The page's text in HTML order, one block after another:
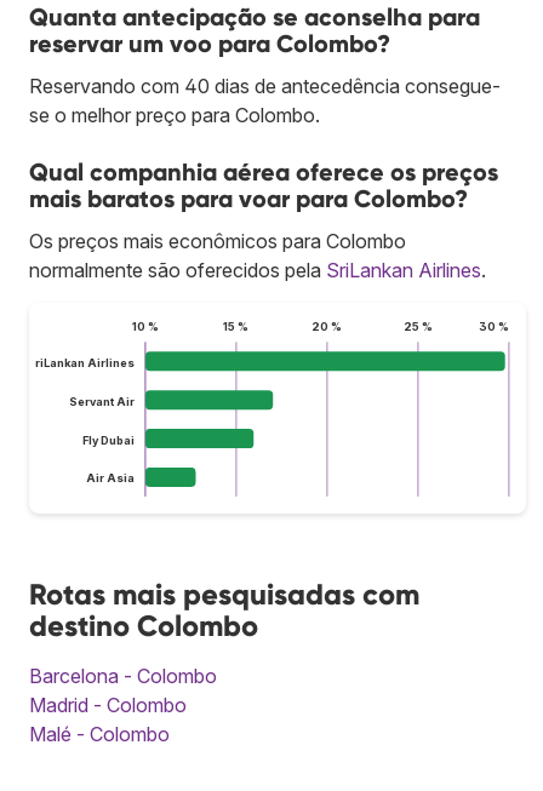
Quanta antecipação se aconselha para
reservar um voo para Colombo?
Reservando com 40 dias de antecedência consegue-
se o melhor preço para Colombo.
Qual companhia aérea oferece os preços
mais baratos para voar para Colombo?
Os preços mais econômicos para Colombo
normalmente são oferecidos pela SriLankan Airlines.
10 % 15 % 20 % 25 % 30 %
SriLankan Airlines
Servant Air
Fly Dubai
Air Asia
Rotas mais pesquisadas com
destino Colombo
Barcelona - Colombo
Madrid - Colombo
Malé - Colombo